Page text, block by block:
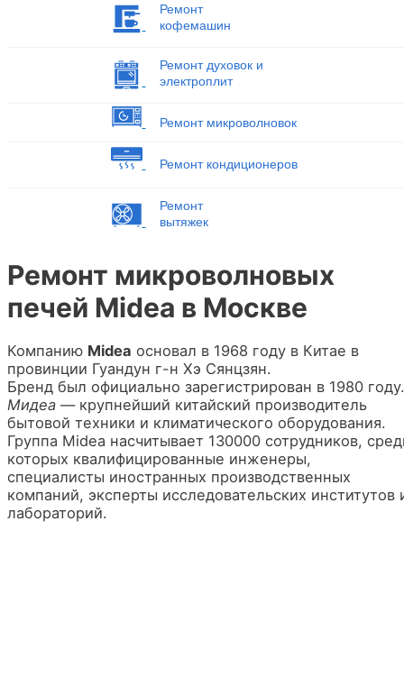
Ремонт
кофемашин
Ремонт духовок и
электроплит
Ремонт микроволновок
Ремонт кондиционеров
Ремонт
вытяжек
Ремонт микроволновых
печей Midea в Москве
Компанию Midea основал в 1968 году в Китае в
провинции Гуандун г-н Хэ Сянцзян.
Бренд был официально зарегистрирован в 1980 году.
Мидеа — крупнейший китайский производитель
бытовой техники и климатического оборудования.
Группа Midea насчитывает 130000 сотрудников,
которых квалифицированные инженеры,
специалисты иностранных производственных
компаний, эксперты исследовательских институтов
лабораторий.